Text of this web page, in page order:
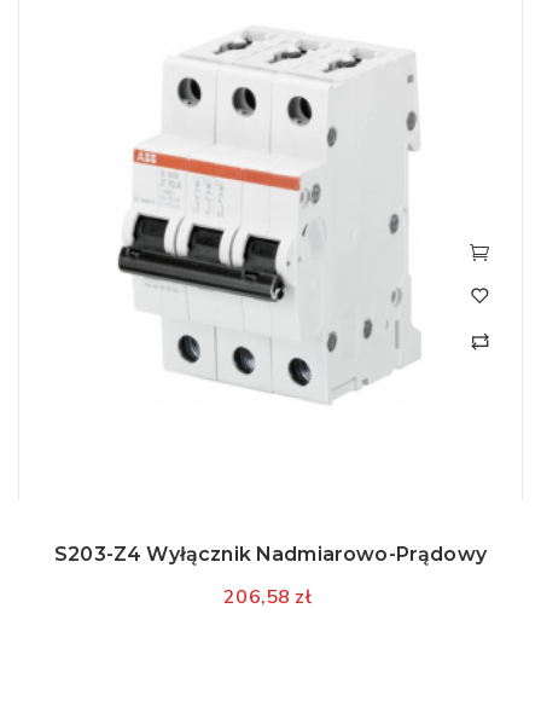
S203-Z4 Wyłącznik Nadmiarowo-Prądowy
206,58 zł